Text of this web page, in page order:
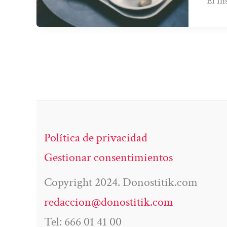
Política de privacidad
Gestionar consentimientos
Copyright 2024. Donostitik.com
redaccion@donostitik.com
Tel: 666 01 41 00